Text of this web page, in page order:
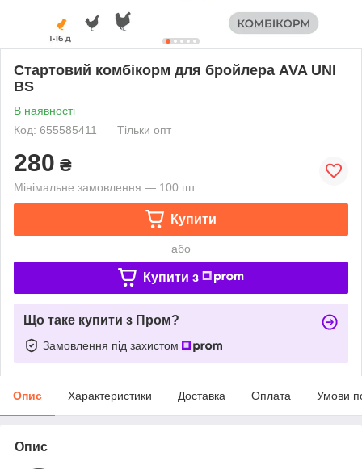
Стартовий комбікорм для бройлера AVA UNI
BS
В наявності
Код: 655585411
Тільки опт
280 ₴
Мінімальне замовлення — 100 шт.
Купити
або
Купити з
Що таке купити з Пром?
Замовлення під захистом
Опис Характеристики Доставка Оплата Умови
Опис